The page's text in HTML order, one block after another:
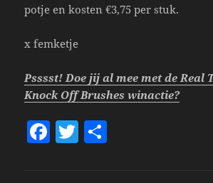
potje en kosten €3,75 per stuk.
x femketje
Psssst! Doe jij al mee met de Real
Knock Off Brushes winactie?
F T